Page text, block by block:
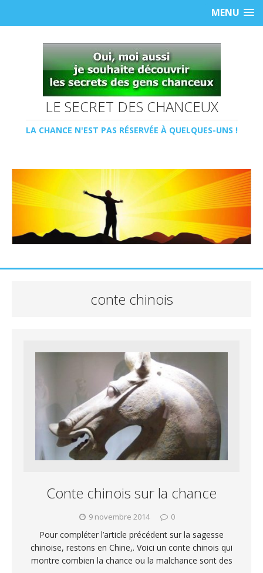
MENU
LE SECRET DES CHANCEUX
LA CHANCE N'EST PAS RÉSERVÉE À QUELQUES-UNS !
conte chinois
Conte chinois sur la chance
9 novembre 2014 0
Pour compléter l’article précédent sur la sagesse
chinoise, restons en Chine,. Voici un conte chinois qui
montre combien la chance ou la malchance sont des